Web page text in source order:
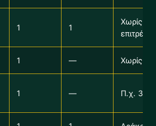
1 1
Χωρίς
1 — Χωρίς
1 — Π.χ. 3-4-